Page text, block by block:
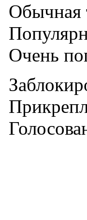
Обычная
Очень